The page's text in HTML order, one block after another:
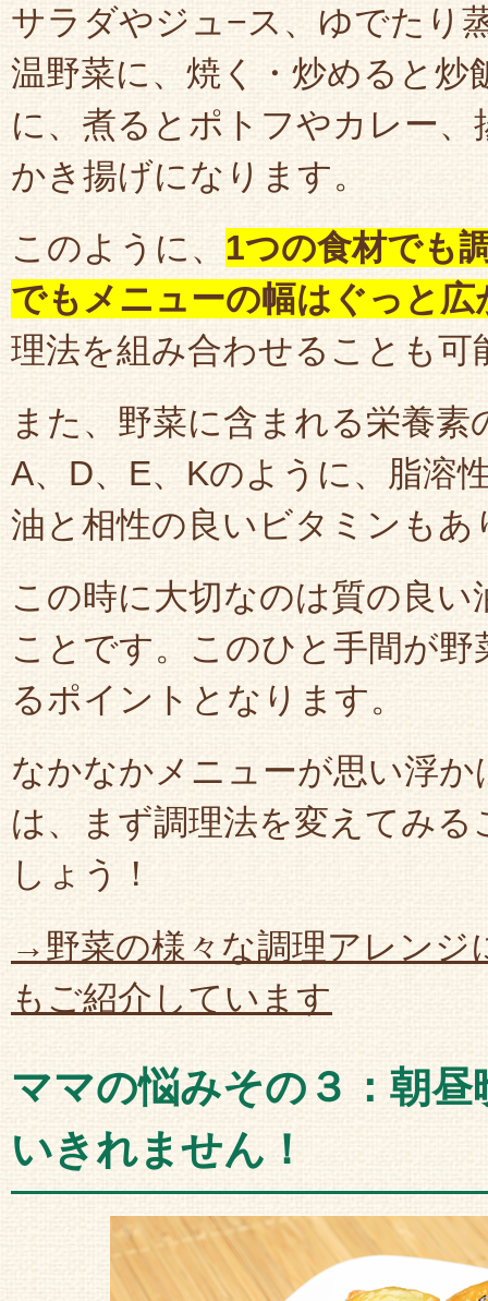
サラダやジュ−ス、ゆでたり
温野菜に、焼く・炒めると炒
に、煮るとポトフやカレー
かき揚げになります。
このように、 1つの食材でも
でもメニューの幅はぐっと広
理法を組み合わせることも可
また、野菜に含まれる栄養
A、D、E、Kのように、脂溶
油と相性の良いビタミンもあ
この時に大切なのは質の良い
ことです。このひと手間が
るポイントとなります。
なかなかメニューが思い浮
は、まず調理法を変えてみ
しょう！
→野菜の様々な調理アレンジ
もご紹介しています
ママの悩みその３：朝
いきれません！